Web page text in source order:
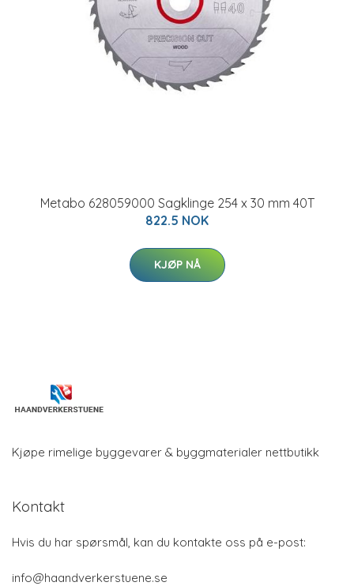
Metabo 628059000 Sagklinge 254 x 30 mm 40T
822.5 NOK
KJØP NÅ
Kjøpe rimelige byggevarer & byggmaterialer nettbutikk
Kontakt
Hvis du har spørsmål, kan du kontakte oss på e-post:
info@haandverkerstuene.se